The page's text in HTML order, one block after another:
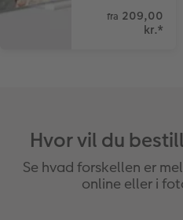
fra 209,00
kr.*
Hvor vil du
Se hvad forskellen er
online eller i